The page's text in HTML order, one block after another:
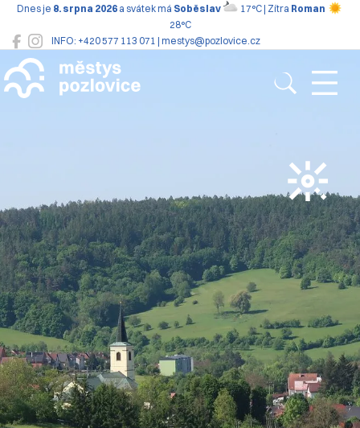
INFO: +420 577 113 071 | mestys@pozlovice.cz
Dnes je 8. srpna 2026 a svátek má Soběslav 17°C | Zítra Roman
28°C
Pozlovice